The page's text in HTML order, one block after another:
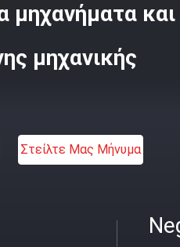
μηχανήματα
μηχανικής
Στείλτε Μας Μήνυμα